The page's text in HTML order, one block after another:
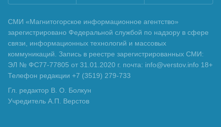
СМИ «Магнитогорское информационное агентство»
зарегистрировано Федеральной службой по надзору в сфере
связи, информационных технологий и массовых
коммуникаций. Запись в реестре зарегистрированных СМИ:
ЭЛ № ФС77-77805 от 31.01.2020 г. почта: info@verstov.info 18+
Телефон редакции +7 (3519) 279-733
Гл. редактор В. О. Болкун
Учредитель А.П. Верстов